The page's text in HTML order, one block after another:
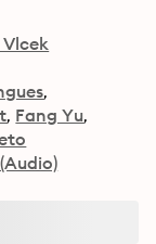
Vlcek
Fang Yu